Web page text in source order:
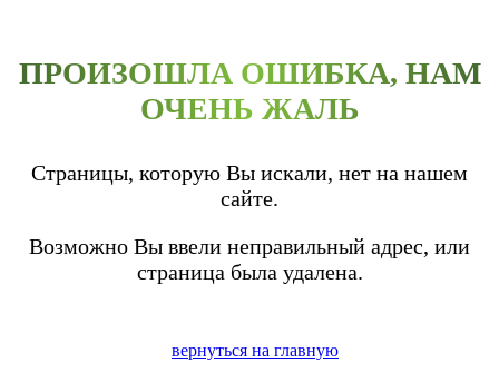
ПРОИЗОШЛА ОШИБКА, НАМ
ОЧЕНЬ ЖАЛЬ
Страницы, которую Вы искали, нет на нашем
сайте.
Возможно Вы ввели неправильный адрес, или
страница была удалена.
вернуться на главную